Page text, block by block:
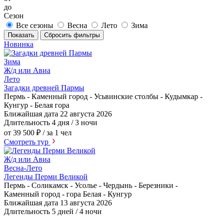
до
Сезон
Все сезоны
Весна Лето Зима
Показать Сбросить фильтры
Новинка
Зима
Ж/д или Авиа
Лето
Загадки древней Пармы
Пермь - Каменный город - Усьвинские столбы - Кудымкар -
Кунгур - Белая гора
Ближайшая дата 22 августа 2026
Длительность 4 дня / 3 ночи
от 39 500 ₽ / за 1 чел
Смотреть тур
Ж/д или Авиа
Весна-Лето
Легенды Перми Великой
Пермь - Соликамск - Усолье - Чердынь - Березники -
Каменный город - гора Белая - Кунгур
Ближайшая дата 13 августа 2026
Длительность 5 дней / 4 ночи